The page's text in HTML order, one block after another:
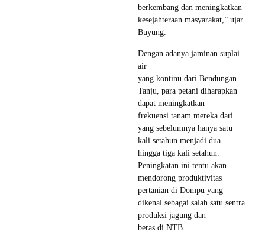
berkembang dan meningkatkan
kesejahteraan masyarakat,” ujar
Buyung.
Dengan adanya jaminan suplai
air
yang kontinu dari Bendungan
Tanju, para petani diharapkan
dapat meningkatkan
frekuensi tanam mereka dari
yang sebelumnya hanya satu
kali setahun menjadi dua
hingga tiga kali setahun.
Peningkatan ini tentu akan
mendorong produktivitas
pertanian di Dompu yang
dikenal sebagai salah satu sentra
produksi jagung dan
beras di NTB.